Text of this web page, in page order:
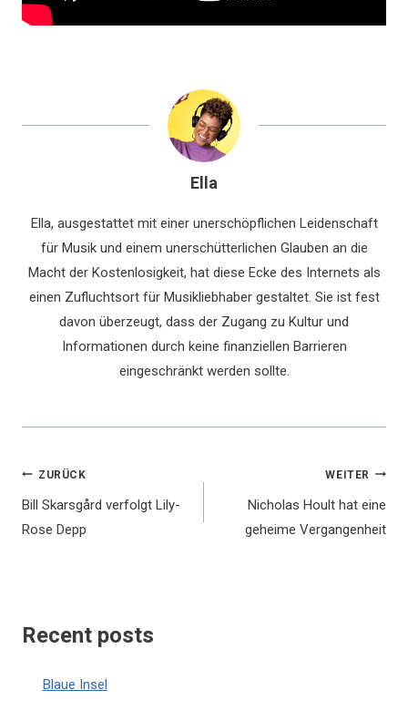
Ella
Ella, ausgestattet mit einer unerschöpflichen Leidenschaft
für Musik und einem unerschütterlichen Glauben an die
Macht der Kostenlosigkeit, hat diese Ecke des Internets als
einen Zufluchtsort für Musikliebhaber gestaltet. Sie ist fest
davon überzeugt, dass der Zugang zu Kultur und
Informationen durch keine finanziellen Barrieren
eingeschränkt werden sollte.
Beitragsnavigation
ZURÜCK
Bill Skarsgård verfolgt Lily-
Rose Depp
WEITER
Nicholas Hoult hat eine
geheime Vergangenheit
Recent posts
Blaue Insel